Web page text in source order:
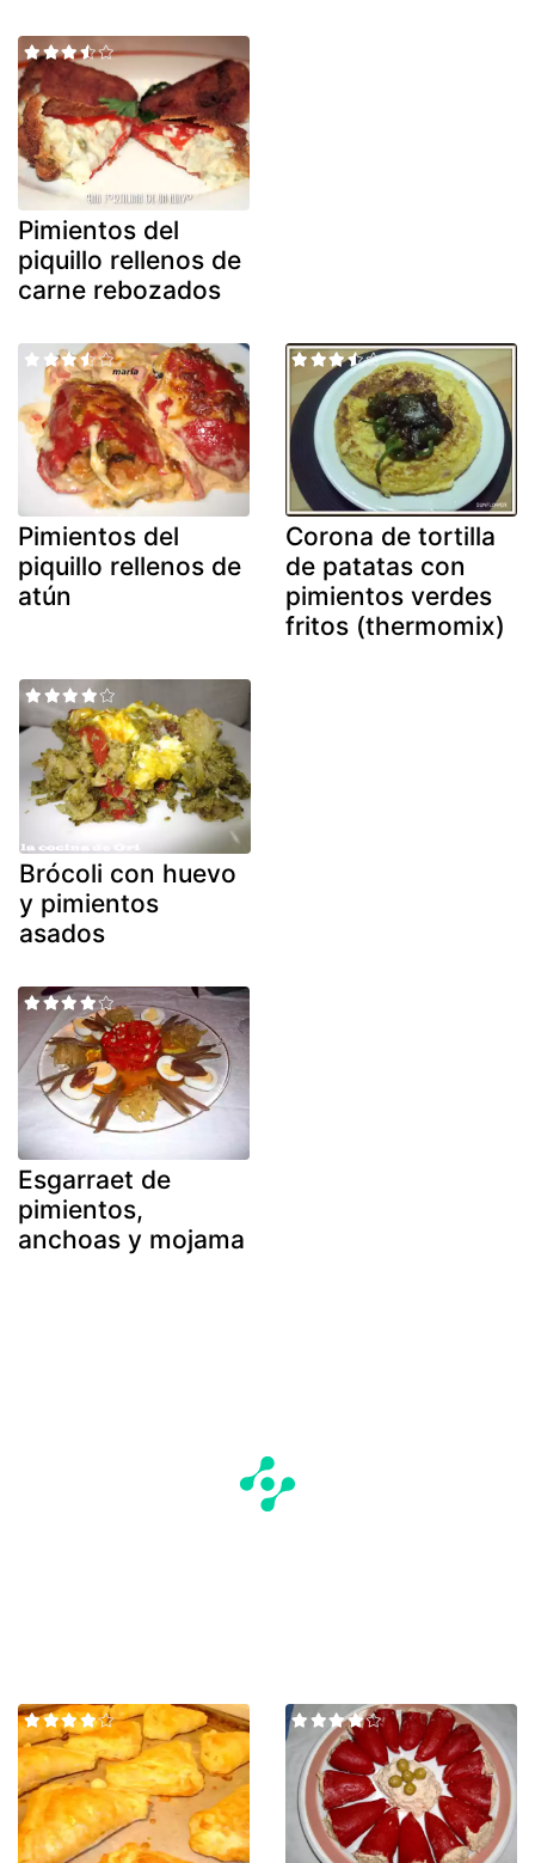
Pimientos del
piquillo rellenos de
carne rebozados
Pimientos del
piquillo rellenos de
atún
Corona de tortilla
de patatas con
pimientos verdes
fritos (thermomix)
Brócoli con huevo
y pimientos
asados
Esgarraet de
pimientos,
anchoas y mojama